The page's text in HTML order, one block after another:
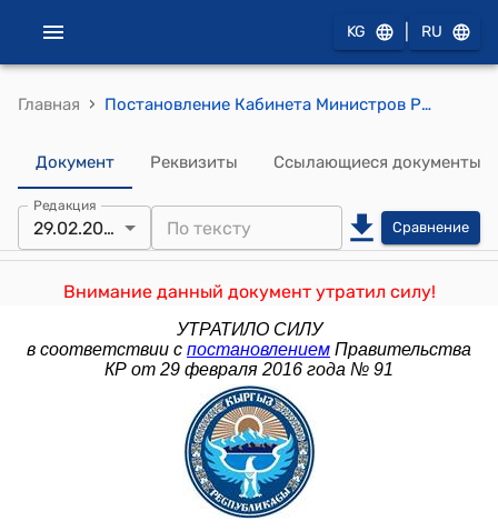
KG RU
Главная › Постановление Кабинета Министров РК от 12 сентября 1991 года № 449 "Об утверждении положения о порядке использования сельскохозяйственных угодий на землях лесного фонда Республики Кыргызстан
Документ Реквизиты Ссылающиеся документы
Редакция
29.02.2016 Сравнение
Внимание данный документ утратил силу!